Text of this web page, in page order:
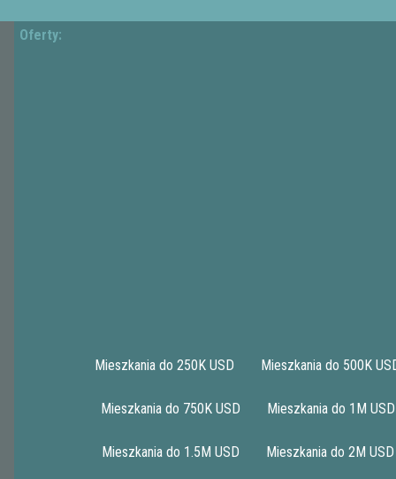
Oferty:
Mieszkania do 250K USD Mieszkania do 500K
Mieszkania do 750K USD Mieszkania do 1M USD
Mieszkania do 1.5M USD Mieszkania do 2M USD
1 2 3 5 >|